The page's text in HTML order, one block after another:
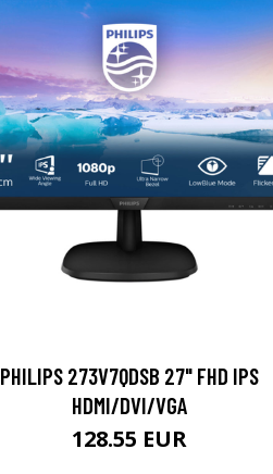
PHILIPS 273V7QDSB 27" FHD IPS
HDMI/DVI/VGA
128.55 EUR